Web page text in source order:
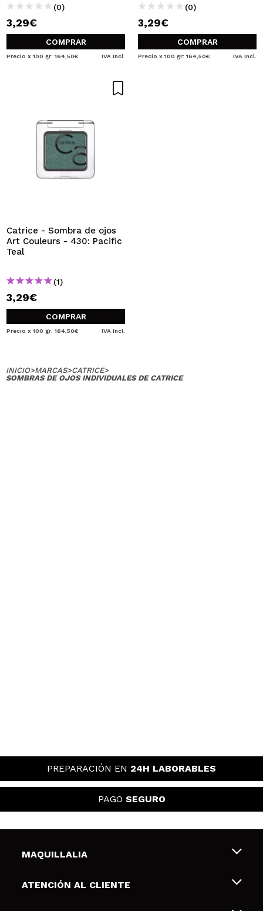
(0)
3,29€
COMPRAR
Precio x 100 gr: 164,50€ IVA Incl.
(0)
3,29€
COMPRAR
Precio x 100 gr: 164,50€ IVA Incl.
Catrice - Sombra de ojos
Art Couleurs - 430: Pacific
Teal
(1)
3,29€
COMPRAR
Precio x 100 gr: 164,50€ IVA Incl.
INICIO>MARCAS>CATRICE>
SOMBRAS DE OJOS INDIVIDUALES DE CATRICE
PREPARACIÓN EN 24H LABORABLES
PAGO SEGURO
MAQUILLALIA
Sobre nosotros
ATENCIÓN AL CLIENTE